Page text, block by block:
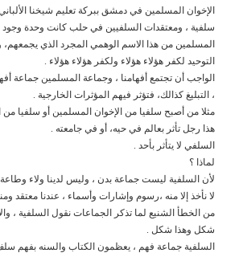
الإخوان المسلمين في دمشق ببركة تعليم شيخنا
سلفية ، ومعتقدات السلفيين في حلب كانت وحدة وجود ،
المسلمين من هذا الاسم الوهمي المجرد الذي
التوحيد لكفر هؤلاء هؤلاء ولكفر هؤلاء هؤلاء .
الواجب أن تجتمع أفهامنا ، وجماعة المسلمين جماعة
، التبليغ كذالك، فتؤثر فيهم المؤثرات الخارجية .
مثلا من أصبح سلفيا من الإخوان المسلمين أو سلفيا من
هذا رجل تأثر بعالم في حيه، أو في جامعته .
السلفي لا يتأثر بأحد .
لماذا ؟
لأن السلفية ليست جماعة بدن ، وليس لدينا ولاء
لا نأخذ إلا منه ،رسوم وإشارات وأسماء ، عندنا معتقد
من الخطأ الشنيع لما تذكر الجماعات نقول السلفية ،
شكل وهذا شكل .
السلفية جماعة فهم ، يعظمون الكتاب والسنه بفهم سلف